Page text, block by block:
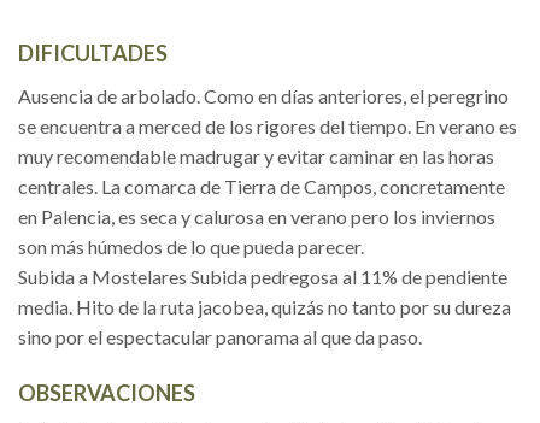
DIFICULTADES
Ausencia de arbolado. Como en días anteriores, el peregrino
se encuentra a merced de los rigores del tiempo. En verano es
muy recomendable madrugar y evitar caminar en las horas
centrales. La comarca de Tierra de Campos, concretamente
en Palencia, es seca y calurosa en verano pero los inviernos
son más húmedos de lo que pueda parecer.
Subida a Mostelares Subida pedregosa al 11% de pendiente
media. Hito de la ruta jacobea, quizás no tanto por su dureza
sino por el espectacular panorama al que da paso.
OBSERVACIONES